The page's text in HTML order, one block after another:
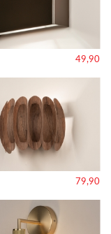
49,90
79,90